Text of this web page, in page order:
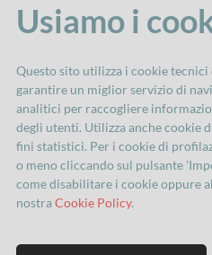
Usiamo i
Questo sito utilizza i cookie tecnici
garantire un miglior servizio di
analitici per raccogliere
degli utenti. Utilizza anche cookie
fini statistici. Per i cookie di
o meno cliccando sul pulsante
come disabilitare i cookie oppure
nostraCookie Policy.